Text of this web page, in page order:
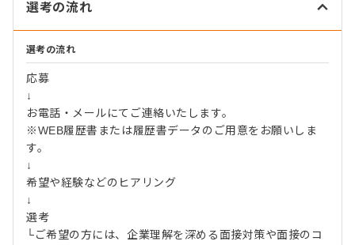
選考の流れ
選考の流れ
応募
↓
お電話・メールにてご連絡いたします。
※WEB履歴書または履歴書データのご用意をお願いしま
す。
↓
希望や経験などのヒアリング
↓
選考
└ご希望の方には、企業理解を深める面接対策や面接のコ